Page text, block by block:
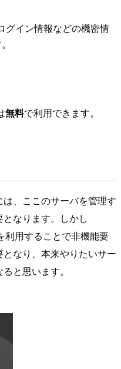
グイン情報などの機密情
無料で利用できます。
、ここのサーバを管理す
なります。しかし
利用することで非機能要
なり、本来やりたいサー
と思います。